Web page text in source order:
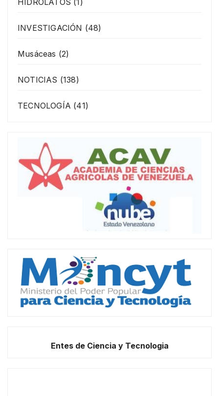
INVESTIGACIÓN (48)
Musáceas (2)
NOTICIAS (138)
TECNOLOGÍA (41)
Entes de Ciencia y Tecnologia